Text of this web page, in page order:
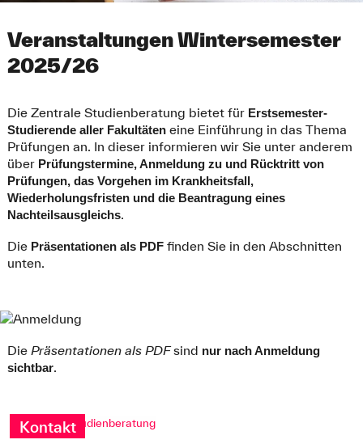
Veranstaltungen Wintersemester
2025/26
Die Zentrale Studienberatung bietet für Erstsemester-
Studierende aller Fakultäteneine Einführung in das Thema
Prüfungen an. In dieser informieren wir Sie unter anderem
über Prüfungstermine, Anmeldung zu und Rücktritt von
Prüfungen, das Vorgehen im Krankheitsfall,
Wiederholungsfristen und die Beantragung eines
Nachteilsausgleichs.
Die Präsentationen als PDFfinden Sie in den Abschnitten
unten.
Die Präsentationen als PDFsind nur nach Anmeldung
sichtbar.
Kontakt